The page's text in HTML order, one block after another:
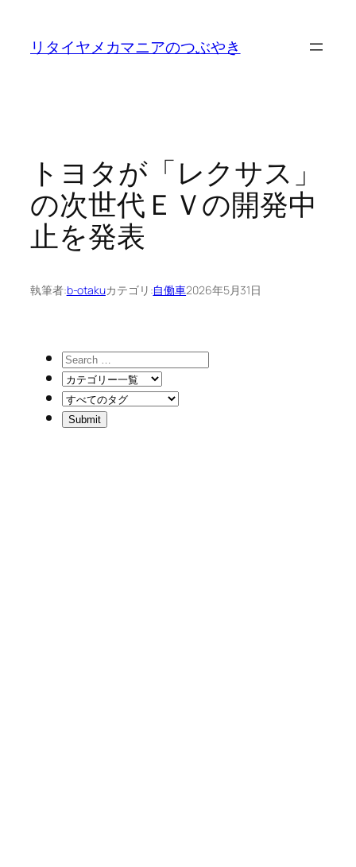
リタイヤメカマニアのつぶやき
トヨタが「レクサス」
の次世代ＥＶの開発中
止を発表
執筆者:b-otakuカテゴリ:自働車2026年5月31日